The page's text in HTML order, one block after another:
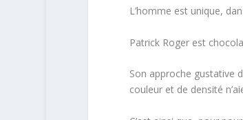
L’homme est unique,
Patrick Roger est
Son approche gustative
couleur et de densité